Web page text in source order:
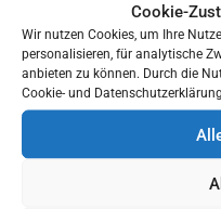
Cookie-
Wir nutzen Cookies, um Ihre
personalisieren, für analytische
anbieten zu können. Durch die
Cookie- und
Der Austritt aus dem
Erklärung (per
einer Frist von 4 Wochen
jeden Jahres
bleiben Gründe für ein
Anleitung